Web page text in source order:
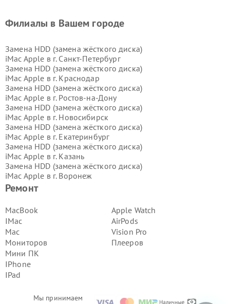
Мы принимаем
Ремонт
MacBook
IMac
Mac
Мониторов
Мини ПК
IPhone
IPad
Apple Watch
AirPods
Vision Pro
Плееров
Филиалы в Вашем городе
Замена HDD (замена жёсткого диска)
iMac Apple в г. Санкт-Петербург
Замена HDD (замена жёсткого диска)
iMac Apple в г. Краснодар
Замена HDD (замена жёсткого диска)
iMac Apple в г. Ростов-на-Дону
Замена HDD (замена жёсткого диска)
iMac Apple в г. Новосибирск
Замена HDD (замена жёсткого диска)
iMac Apple в г. Екатеринбург
Замена HDD (замена жёсткого диска)
iMac Apple в г. Казань
Замена HDD (замена жёсткого диска)
iMac Apple в г. Воронеж
Замена HDD (замена жёсткого диска)
Замена HDD (замена жёсткого диска)
iMac Apple в г.
Замена HDD (замена жёсткого диска)
iMac Apple в г.
Замена HDD (замена жёсткого диска)
iMac Apple в г.
Замена HDD (замена жёсткого диска)
iMac Apple в г.
iMac Apple в г.